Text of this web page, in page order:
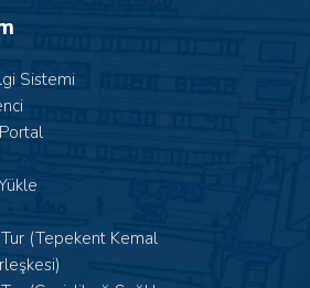
Sistemi
(Tepekent Kemal